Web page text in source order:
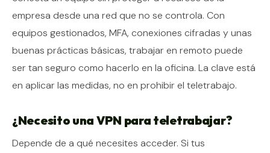
empresa desde una red que no se controla. Con
equipos gestionados, MFA, conexiones cifradas y unas
buenas prácticas básicas, trabajar en remoto puede
ser tan seguro como hacerlo en la oficina. La clave está
en aplicar las medidas, no en prohibir el teletrabajo.
¿Necesito una VPN para teletrabajar?
Depende de a qué necesites acceder. Si tus